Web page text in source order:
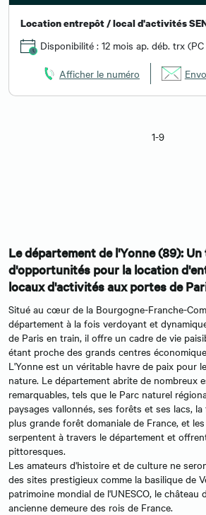
Location entrepôt / local d'activités
Disponibilité : 12 mois ap. déb. trx
Afficher le numéro
1-9
Le département de l'Yonne (89):
d'opportunités pour la location
locaux d'activités aux portes de
Situé au cœur de la Bourgogne-Franche-
département à la fois verdoyant et
de Paris en train, il offre un cadre de vie
étant proche des grands centres
L'Yonne est un véritable havre de paix pour
nature. Le département abrite de nombreux
remarquables, tels que le Parc naturel
paysages vallonnés, ses forêts et ses lacs,
plus grande forêt domaniale de France, et
serpentent à travers le département et
pittoresques.
Les amateurs d'histoire et de culture ne
des sites prestigieux comme la basilique de
patrimoine mondial de l'UNESCO, le château
ancienne demeure des rois de France.